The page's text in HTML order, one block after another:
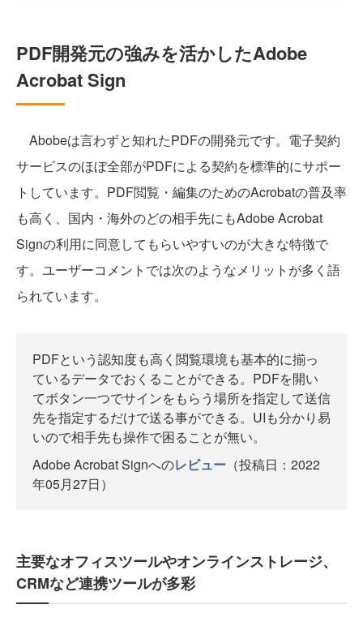
PDF開発元の強みを活かしたAdobe
Acrobat Sign
Abobeは言わずと知れたPDFの開発元です。電子契約
サービスのほぼ全部がPDFによる契約を標準的にサポー
トしています。PDF閲覧・編集のためのAcrobatの普及率
も高く、国内・海外のどの相手先にもAdobe Acrobat
Signの利用に同意してもらいやすいのが大きな特徴で
す。ユーザーコメントでは次のようなメリットが多く語
られています。
PDFという認知度も高く閲覧環境も基本的に揃っ
ているデータでおくることができる。PDFを開い
てボタン一つでサインをもらう場所を指定して送信
先を指定するだけで送る事ができる。UIも分かり易
いので相手先も操作で困ることが無い。
Adobe Acrobat Signへのレビュー （投稿日：2022
年05月27日）
主要なオフィスツールやオンラインストレージ、
CRMなど連携ツールが多彩